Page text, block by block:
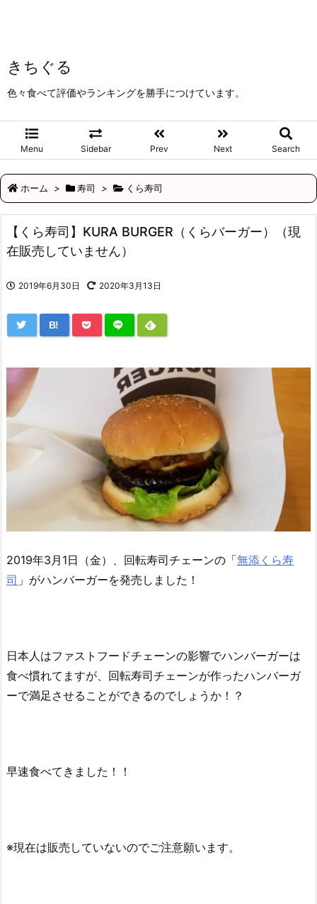
きちぐる
色々食べて評価やランキングを勝手につけています。
Menu Sidebar Prev Next Search
ホーム > 寿司 > くら寿司
【くら寿司】KURA BURGER（くらバーガー）（現
在販売していません）
2019年6月30日 2020年3月13日
B!
2019年3月1日（金）、回転寿司チェーンの「無添くら寿
司 」がハンバーガーを発売しました！
日本人はファストフードチェーンの影響でハンバーガーは
食べ慣れてますが、回転寿司チェーンが作ったハンバーガ
ーで満足させることができるのでしょうか！？
早速食べてきました！！
※現在は販売していないのでご注意願います。